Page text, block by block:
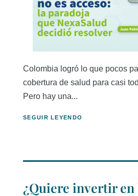
Colombia logró lo que pocos
cobertura de salud para casi
Pero hay una...
SEGUIR LEYENDO
¿Quiere invertir